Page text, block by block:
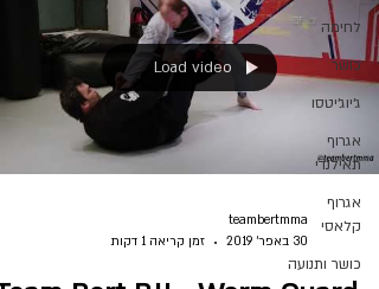
לחימה
כושר
ג׳יוג׳יטסו
אגרוף
תאילנדי
אגרוף
קלאסי
כושר ותנועה
Load video
teambertmma
30 באפר׳ 2019
זמן קריאה 1 דקות